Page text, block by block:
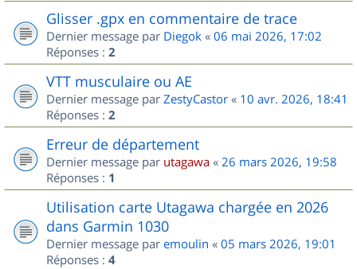
Glisser .gpx en commentaire de trace
Dernier message par Diegok « 06 mai 2026, 17:02
Réponses : 2
VTT musculaire ou AE
Dernier message par ZestyCastor « 10 avr. 2026, 18:41
Réponses : 2
Erreur de département
Dernier message par utagawa « 26 mars 2026, 19:58
Réponses : 1
Utilisation carte Utagawa chargée en 2026
dans Garmin 1030
Dernier message par emoulin « 05 mars 2026, 19:01
Réponses : 4